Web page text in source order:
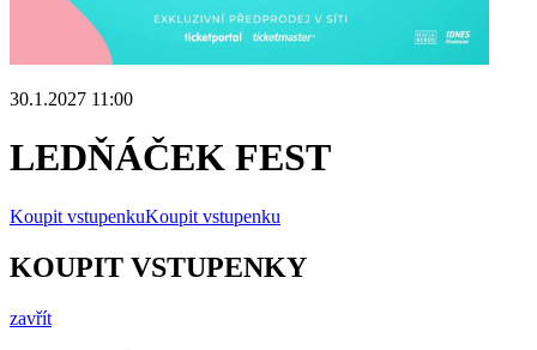
30.1.2027 11:00
LEDŇÁČEK FEST
Koupit vstupenkuKoupit vstupenku
KOUPIT VSTUPENKY
zavřít